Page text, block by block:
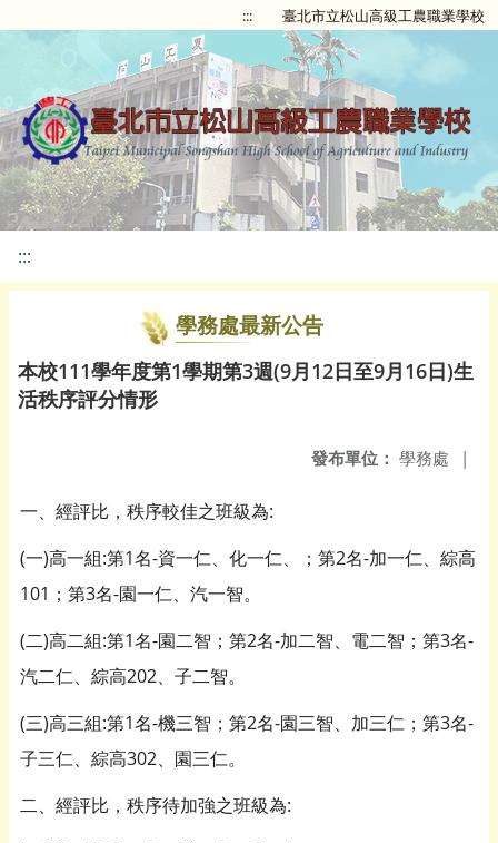
::: 臺北市立松山高級工農職業學校
:::
學務處最新公告
本校111學年度第1學期第3週(9月12日至9月16日)生
活秩序評分情形
發布單位： 學務處 |
一、經評比，秩序較佳之班級為:
(一)高一組:第1名-資一仁、化一仁、；第2名-加一仁、綜高
101；第3名-園一仁、汽一智。
(二)高二組:第1名-園二智；第2名-加二智、電二智；第3名-
汽二仁、綜高202、子二智。
(三)高三組:第1名-機三智；第2名-園三智、加三仁；第3名-
子三仁、綜高302、園三仁。
二、經評比，秩序待加強之班級為: